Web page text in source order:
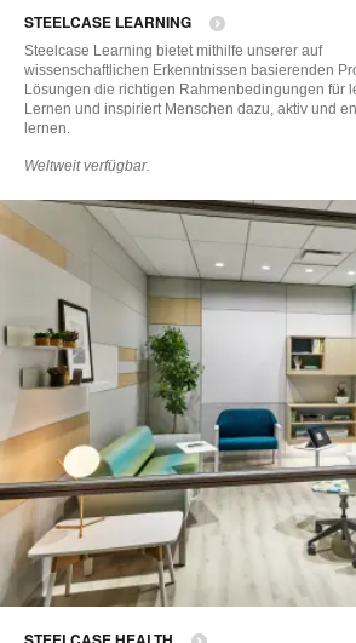
STEELCASE LEARNING
Steelcase Learning bietet mithilfe unserer auf
wissenschaftlichen Erkenntnissen basierenden
Lösungen die richtigen Rahmenbedingungen für
Lernen und inspiriert Menschen dazu, aktiv und
lernen.
Weltweit verfügbar.